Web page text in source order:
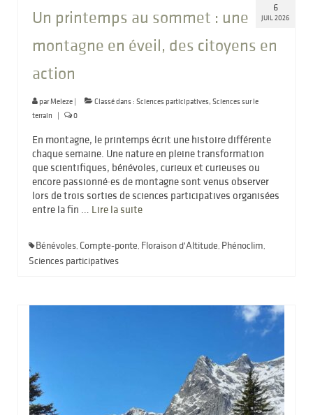
6
JUIL 2026
Un printemps au sommet : une
montagne en éveil, des citoyens en
action
parMeleze | Classé dans : Sciences participatives, Sciences sur le
terrain
| 0
En montagne, le printemps écrit une histoire différente
chaque semaine. Une nature en pleine transformation
que scientifiques, bénévoles, curieux et curieuses ou
encore passionné·es de montagne sont venus observer
lors de trois sorties de sciences participatives organisées
entre la fin … Lire la suite­­
Bénévoles, Compte-ponte, Floraison d'Altitude, Phénoclim,
Sciences participatives